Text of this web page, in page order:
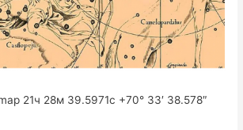
21ч 28м 39.5971с +70° 33′ 38.578″